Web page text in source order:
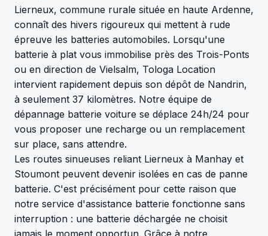
Lierneux, commune rurale située en haute Ardenne,
connaît des hivers rigoureux qui mettent à rude
épreuve les batteries automobiles. Lorsqu'une
batterie à plat vous immobilise près des Trois-Ponts
ou en direction de Vielsalm, Tologa Location
intervient rapidement depuis son dépôt de Nandrin,
à seulement 37 kilomètres. Notre équipe de
dépannage batterie voiture se déplace 24h/24 pour
vous proposer une recharge ou un remplacement
sur place, sans attendre.
Les routes sinueuses reliant Lierneux à Manhay et
Stoumont peuvent devenir isolées en cas de panne
batterie. C'est précisément pour cette raison que
notre service d'assistance batterie fonctionne sans
interruption : une batterie déchargée ne choisit
jamais le moment opportun. Grâce à notre